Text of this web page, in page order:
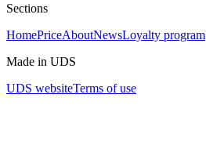
Sections
HomePriceAboutNewsLoyalty program
Made in UDS
UDS websiteTerms of use